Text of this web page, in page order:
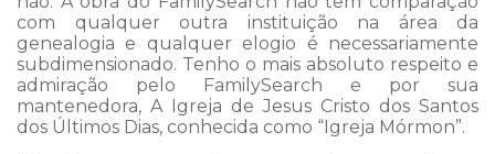
com qualquer outra instituição na área da
genealogia e qualquer elogio é necessariamente
subdimensionado. Tenho o mais absoluto respeito e
admiração pelo FamilySearch e por sua
mantenedora, A Igreja de Jesus Cristo dos Santos
dos Últimos Dias, conhecida como “Igreja Mórmon”.